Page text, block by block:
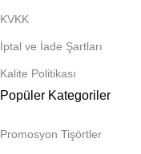
KVKK
İptal ve İade Şartları
Kalite Politikası
Popüler Kategoriler
Promosyon Tişörtler